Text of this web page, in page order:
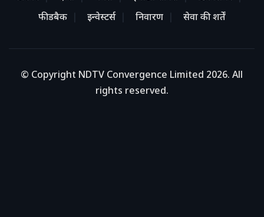
फीडबैक
इन्वेस्टर्स निवारण सेवा की शर्तें
© Copyright NDTV Convergence Limited 2026. All
rights reserved.